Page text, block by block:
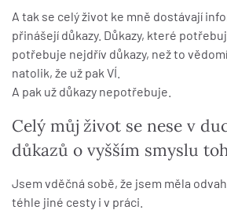
A tak se celý život ke mně dostávají
přinášejí důkazy. Důkazy, které
potřebuje nejdřív důkazy, než to
natolik, že už pak VÍ.
A pak už důkazy nepotřebuje.
Celý můj život se nese v
důkazů o vyšším smyslu
Jsem vděčná sobě, že jsem měla
téhle jiné cesty i v práci.